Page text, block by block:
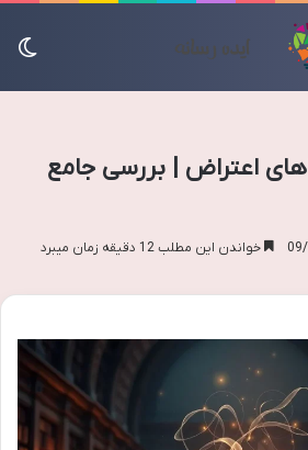
اعتراض | بررسی جامع
خواندن این مطلب 12 دقیقه زمان میبرد